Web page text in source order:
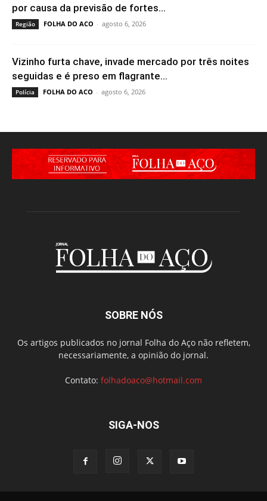
por causa da previsão de fortes...
Região FOLHA DO ACO - agosto 6, 2026
Vizinho furta chave, invade mercado por três noites
seguidas e é preso em flagrante...
Polícia FOLHA DO ACO - agosto 6, 2026
SOBRE NÓS
Os artigos publicados no jornal Folha do Aço não refletem,
necessariamente, a opinião do jornal.
Contato: folhadoaco@hotmail.com
SIGA-NOS